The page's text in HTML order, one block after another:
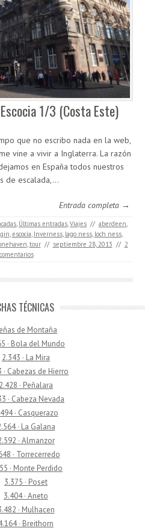
1/3 (Costa Este)
que no escribo nada en la web,
vine a vivir a Inglaterra. La razón
en España todos nuestros
de escalada,…
Entrada completa →
Últimas entradas Viajes // aberdeen
escocia Inverness, lago ness, loch ness,
tour // septiembre 28, 2013 // 2
comentarios
TÉCNICAS
de Montaña
· Bola del Mundo
2.343 · La Mira
· Cabezas de Hierro
2.428 · Peñalara
· Cabeza Nevada
· Casquerazo
· La Galana
· Almanzor
· Torrecerredo
· Monte Perdido
3.375 · Poset
3.404 · Aneto
· Mulhacen
· Breithorn